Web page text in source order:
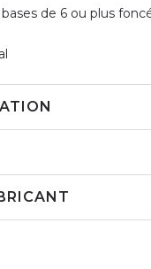
bases de 6 ou plus